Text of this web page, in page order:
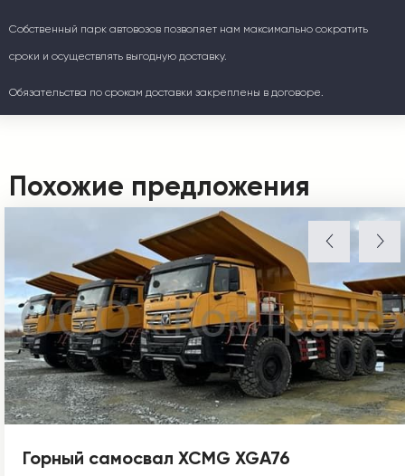
Собственный парк автовозов позволяет нам максимально сократить
сроки и осуществлять выгодную доставку.
Обязательства по срокам доставки закреплены в договоре.
Похожие предложения
Горный самосвал XCMG XGA76